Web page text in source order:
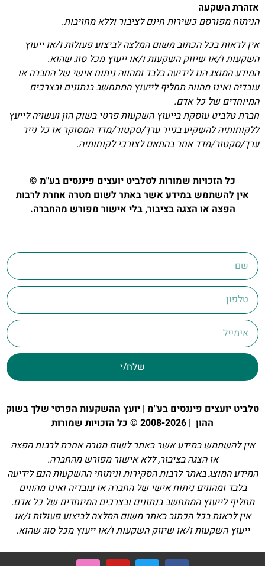
אזהרת השקעה
הניתוח מפורסם כשירות חינם לציבור וללא מחויבות.
אין לראות בכל הכתוב משום המלצה לביצוע פעולות ו/או ייעוץ
השקעות ו/או שיווק השקעות ו/או ייעוץ מכל סוג שהוא.
המידע המוצג הנו לידיעה בלבד ומהווה ניתוח אישי של החברה או
עובדיה ואינו מהווה תחליף לייעוץ המתחשב בנתונים ובצרכים
המיוחדים של כל אדם.
חברת טלביט עוסקת בייעוץ השקעות פרטי בשוק הון ועשויה לייעץ
ללקוחותיה להשקיע בנייר ערך/סקטור/מדד המסוקר או כל נייר
ערך/סקטור/מדד אחר בהתאם לצורכי לקוחותיה.
כל הזכויות שמורות לטלביט יועצים פיננסים בע"מ ©
אין להשתמש במידע אשר באתר לשום מטרה אחרת לרבות
הפצה או הצגה בציבור, בלי אישור מפורש מהחברה.
שלח/י
טלביט יועצים פיננסים בע"מ | יועץ ההשקעות הפרטי שלך בשוק
ההון | 2008-2026 © כל הזכויות שמורות
אין להשתמש במידע אשר באתר לשום מטרה אחרת לרבות הפצה
או הצגה בציבור, ללא אישור מפורש מהחברה.
המידע המוצג באתר לרבות הסקירות וניתוחי ההשקעות הנם לידיעה
בלבד ומהווים ניתוח אישי של החברה או עובדיה ואינו מהווים
תחליף לייעוץ המתחשב בנתונים ובצרכים המיוחדים של כל אדם.
אין לראות בכל הכתוב באתר משום המלצה לביצוע פעולות ו/או
ייעוץ השקעות ו/או שיווק השקעות ו/או ייעוץ מכל סוג שהוא.